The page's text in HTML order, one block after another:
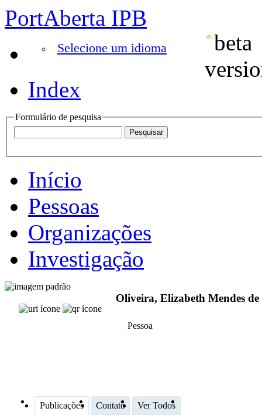
PortAberta IPB
Selecione um idioma
Index
Formulário de pesquisa
Início
Pessoas
Organizações
Investigação
Oliveira, Elizabeth Mendes
Pessoa
Publicações Contato Ver Todos